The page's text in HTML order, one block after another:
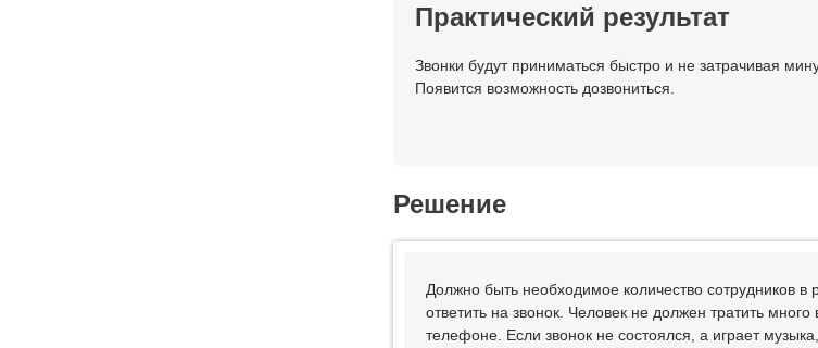
Практический результат
Звонки будут приниматься быстро и не затрачивая
Появится возможность дозвониться.
Решение
Должно быть необходимое количество сотрудников в
ответить на звонок. Человек не должен тратить
телефоне. Если звонок не состоялся, а играет